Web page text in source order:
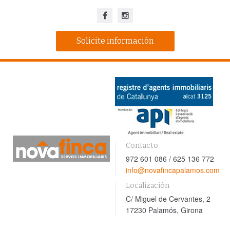
Solicite información
Contacto
972 601 086 / 625 136 772
info@novafincapalamos.com
Localización
C/ Miguel de Cervantes, 2
17230 Palamós, Girona